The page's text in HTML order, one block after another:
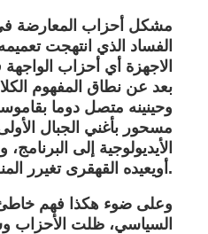
مشكل أحزاب المعارضة في
الفساد الذي انتهجت
الاجهزة أي أحزاب
بعد عن نطاق المفهوم
وحينينه متصل دوما
مسحور بأغني الجبال
الأيديولوجية إلى
أويعيده القهقرى تغيرر المنظومة الحاكمة إن استلم السلطة بعد الانتخابات حزب يساري من حزب يميني.
وعلى ضوء هكذا فهم
السياسي، ظلت الأحزاب